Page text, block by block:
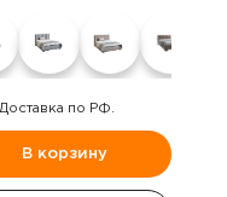
Доставка по РФ.
В корзину